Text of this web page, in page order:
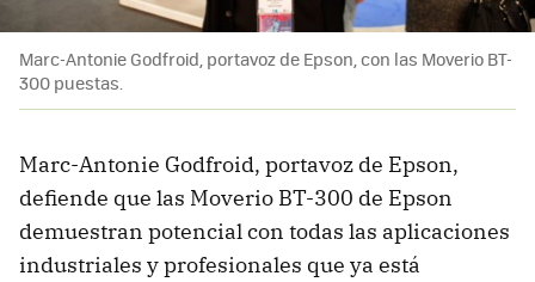
Marc-Antonie Godfroid, portavoz de Epson, con las Moverio BT-
300 puestas.
Marc-Antonie Godfroid, portavoz de Epson,
defiende que las Moverio BT-300 de Epson
demuestran potencial con todas las aplicaciones
industriales y profesionales que ya está